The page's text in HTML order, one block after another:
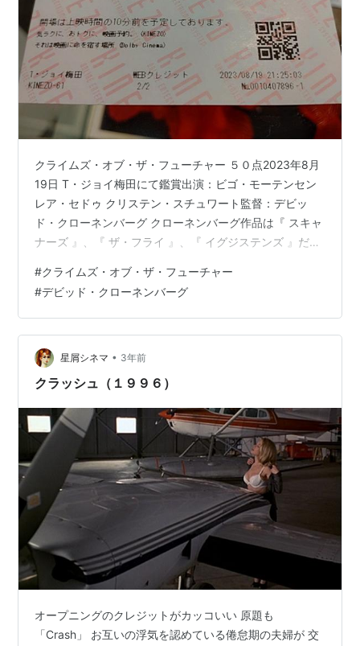
クライムズ・オブ・ザ・フューチャー ５０点2023年8月
19日 T・ジョイ梅田にて鑑賞出演：ビゴ・モーテンセン
レア・セドゥ クリステン・スチュワート監督：デビッ
ド・クローネンバーグ クローネンバーグ作品は『 スキャ
ナーズ 』、『 ザ・フライ 』、『 イグジステンズ 』だけ
臓器が発生するという病のある未来に暮らしていた。加
速進化症候群に侵されたソール・テンサー（ビゴ・モー
テンセン）は相棒のカプリース（レア・セドゥ）と共
に、内臓にタトゥーを施して、それを摘出するというシ
ョーで人気を博していた。しかし、こうした進化を好ま
しくないと感じる政府は、…
#クライムズ・オブ・ザ・フューチャー
#デビッド・クローネンバーグ
星屑シネマ • 3年前
クラッシュ（１９９６）
オープニングのクレジットがカッコいい 原題も
「Crash」 お互いの浮気を認めている倦怠期の夫婦が 交